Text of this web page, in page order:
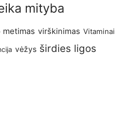
mityba
metimas virškinimas Vitaminai
vėžys širdies ligos